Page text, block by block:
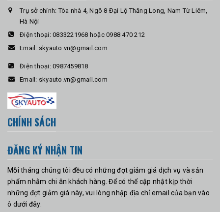
Trụ sở chính: Tòa nhà 4, Ngõ 8 Đại Lộ Thăng Long, Nam Từ Liêm,
Hà Nội
Điện thoại: 0833221968 hoặc 0988 470 212
Email: skyauto.vn@gmail.com
Điện thoại: 0987459818
Email: skyauto.vn@gmail.com
CHÍNH SÁCH
ĐĂNG KÝ NHẬN TIN
Mỗi tháng chúng tôi đều có những đợt giảm giá dịch vụ và sản
phẩm nhằm chi ân khách hàng. Để có thể cập nhật kịp thời
những đợt giảm giá này, vui lòng nhập địa chỉ email của bạn vào
ô dưới đây.